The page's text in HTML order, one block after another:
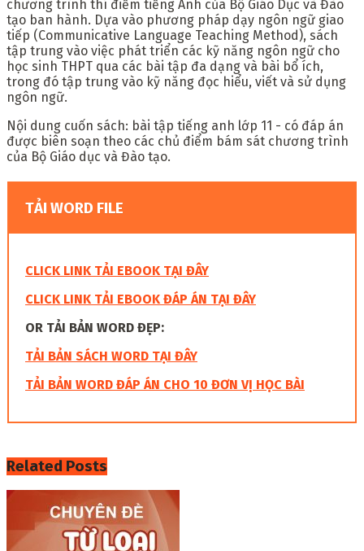
chương trình thí điểm tiếng Anh của Bộ Giáo Dục và Đào
tạo ban hành. Dựa vào phương pháp dạy ngôn ngữ giao
tiếp (Communicative Language Teaching Method), sách
tập trung vào việc phát triển các kỹ năng ngôn ngữ cho
học sinh THPT qua các bài tập đa dạng và bài bổ ích,
trong đó tập trung vào kỹ năng đọc hiểu, viết và sử dụng
ngôn ngữ.
Nội dung cuốn sách: bài tập tiếng anh lớp 11 - có đáp án
được biên soạn theo các chủ điểm bám sát chương trình
của Bộ Giáo dục và Đào tạo.
TẢI WORD FILE
CLICK LINK TẢI EBOOK TẠI ĐÂY
CLICK LINK TẢI EBOOK ĐÁP ÁN TẠI ĐÂY
OR TẢI BẢN WORD ĐẸP:
TẢI BẢN SÁCH WORD TẠI ĐÂY
TẢI BẢN WORD ĐÁP ÁN CHO 10 ĐƠN VỊ HỌC BÀI
Related Posts